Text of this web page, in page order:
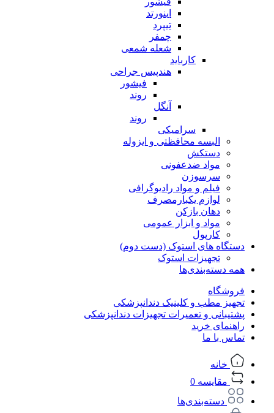
اینورتد
تیپرد
چمفر
شعله شمعی
کارباید
هندپیس جراحی
فیشور
روند
آنگل
روند
سرامیکی
البسه محافظتی و ایزوله
دستکش
مواد ضدعفونی
سرسوزن
فیلم و مواد رادیوگرافی
لوازم یکبارمصرف
دهان بازکن
مواد و ابزار عمومی
کارپول
دستگاه های استوک (دست دوم)
تجهیزات استوک
همه دسته‌بندی‌ها
فروشگاه
تجهیز مطب و کلینیک دندانپزشکی
پشتیبانی و تعمیرات تجهیزات دندانپزشکی
راهنمای خرید
تماس با ما
خانه
مقایسه 0
دسته‌بندی‌ها